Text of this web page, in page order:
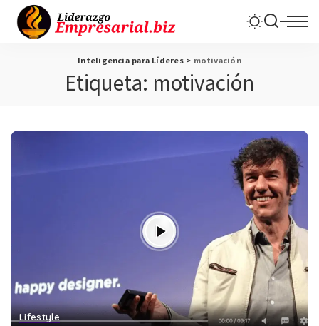
Inteligencia para Líderes> motivación
Etiqueta: motivación
Lifestyle